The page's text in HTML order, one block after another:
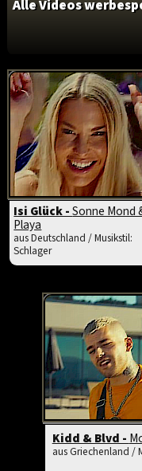
Alle Videos
Isi Glück -Sonne Mond
Playa
aus Deutschland / Musikstil:
Schlager
Kidd & Blvd -
aus Griechenland /